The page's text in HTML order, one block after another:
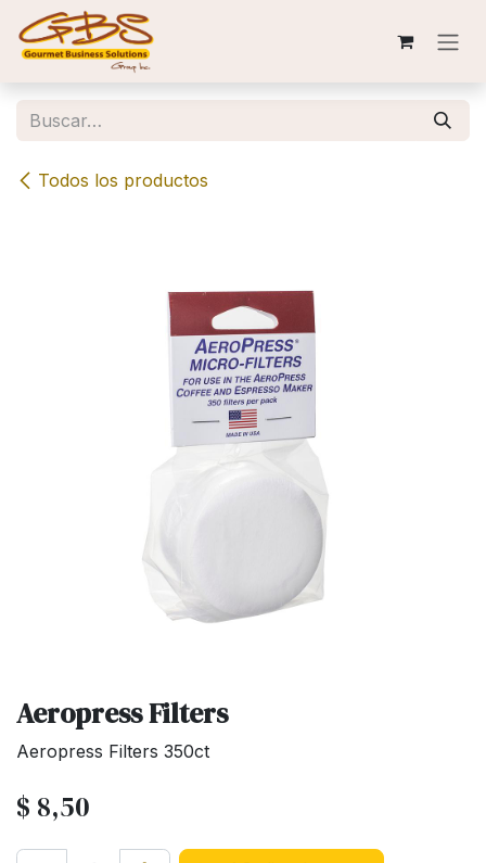
Ir al contenido
Todos los productos
Aeropress Filters
Aeropress Filters 350ct
$ 8,50